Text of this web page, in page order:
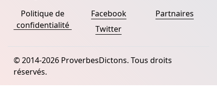
Politique de
confidentialité
Facebook
Twitter
Partnaires
© 2014-2026 ProverbesDictons. Tous droits
réservés.